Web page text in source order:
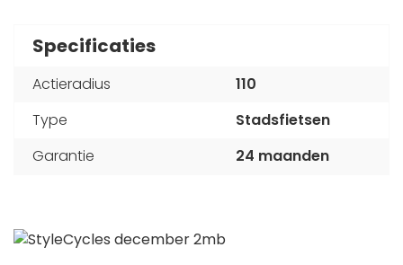
Specificaties
Actieradius
110
Type
Stadsfietsen
Garantie
24 maanden